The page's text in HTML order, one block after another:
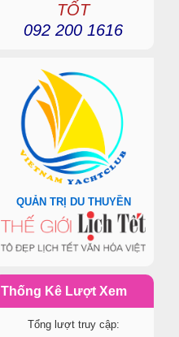
TỐT
092 200 1616
QUẢN TRỊ DU THUYỀN
Thống Kê Lượt Xem
Tổng lượt truy cập: